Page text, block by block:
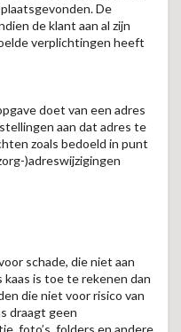
De
de klant aan al zijn
verplichtingen heeft
doet van een adres
aan dat adres te
zoals bedoeld in punt
)adreswijzigingen
schade, die niet aan
is toe te rekenen dan
die niet voor risico van
draagt geen
foto’s, folders en andere